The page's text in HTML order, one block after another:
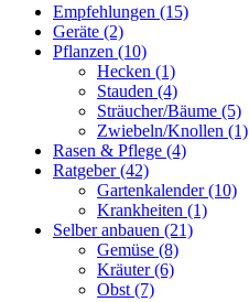
Empfehlungen (15)
Geräte (2)
Pflanzen (10)
Hecken (1)
Stauden (4)
Sträucher/Bäume (5)
Zwiebeln/Knollen (1)
Rasen & Pflege (4)
Ratgeber(42)
Gartenkalender(10)
Krankheiten (1)
Selber anbauen (21)
Gemüse (8)
Kräuter(6)
Obst (7)